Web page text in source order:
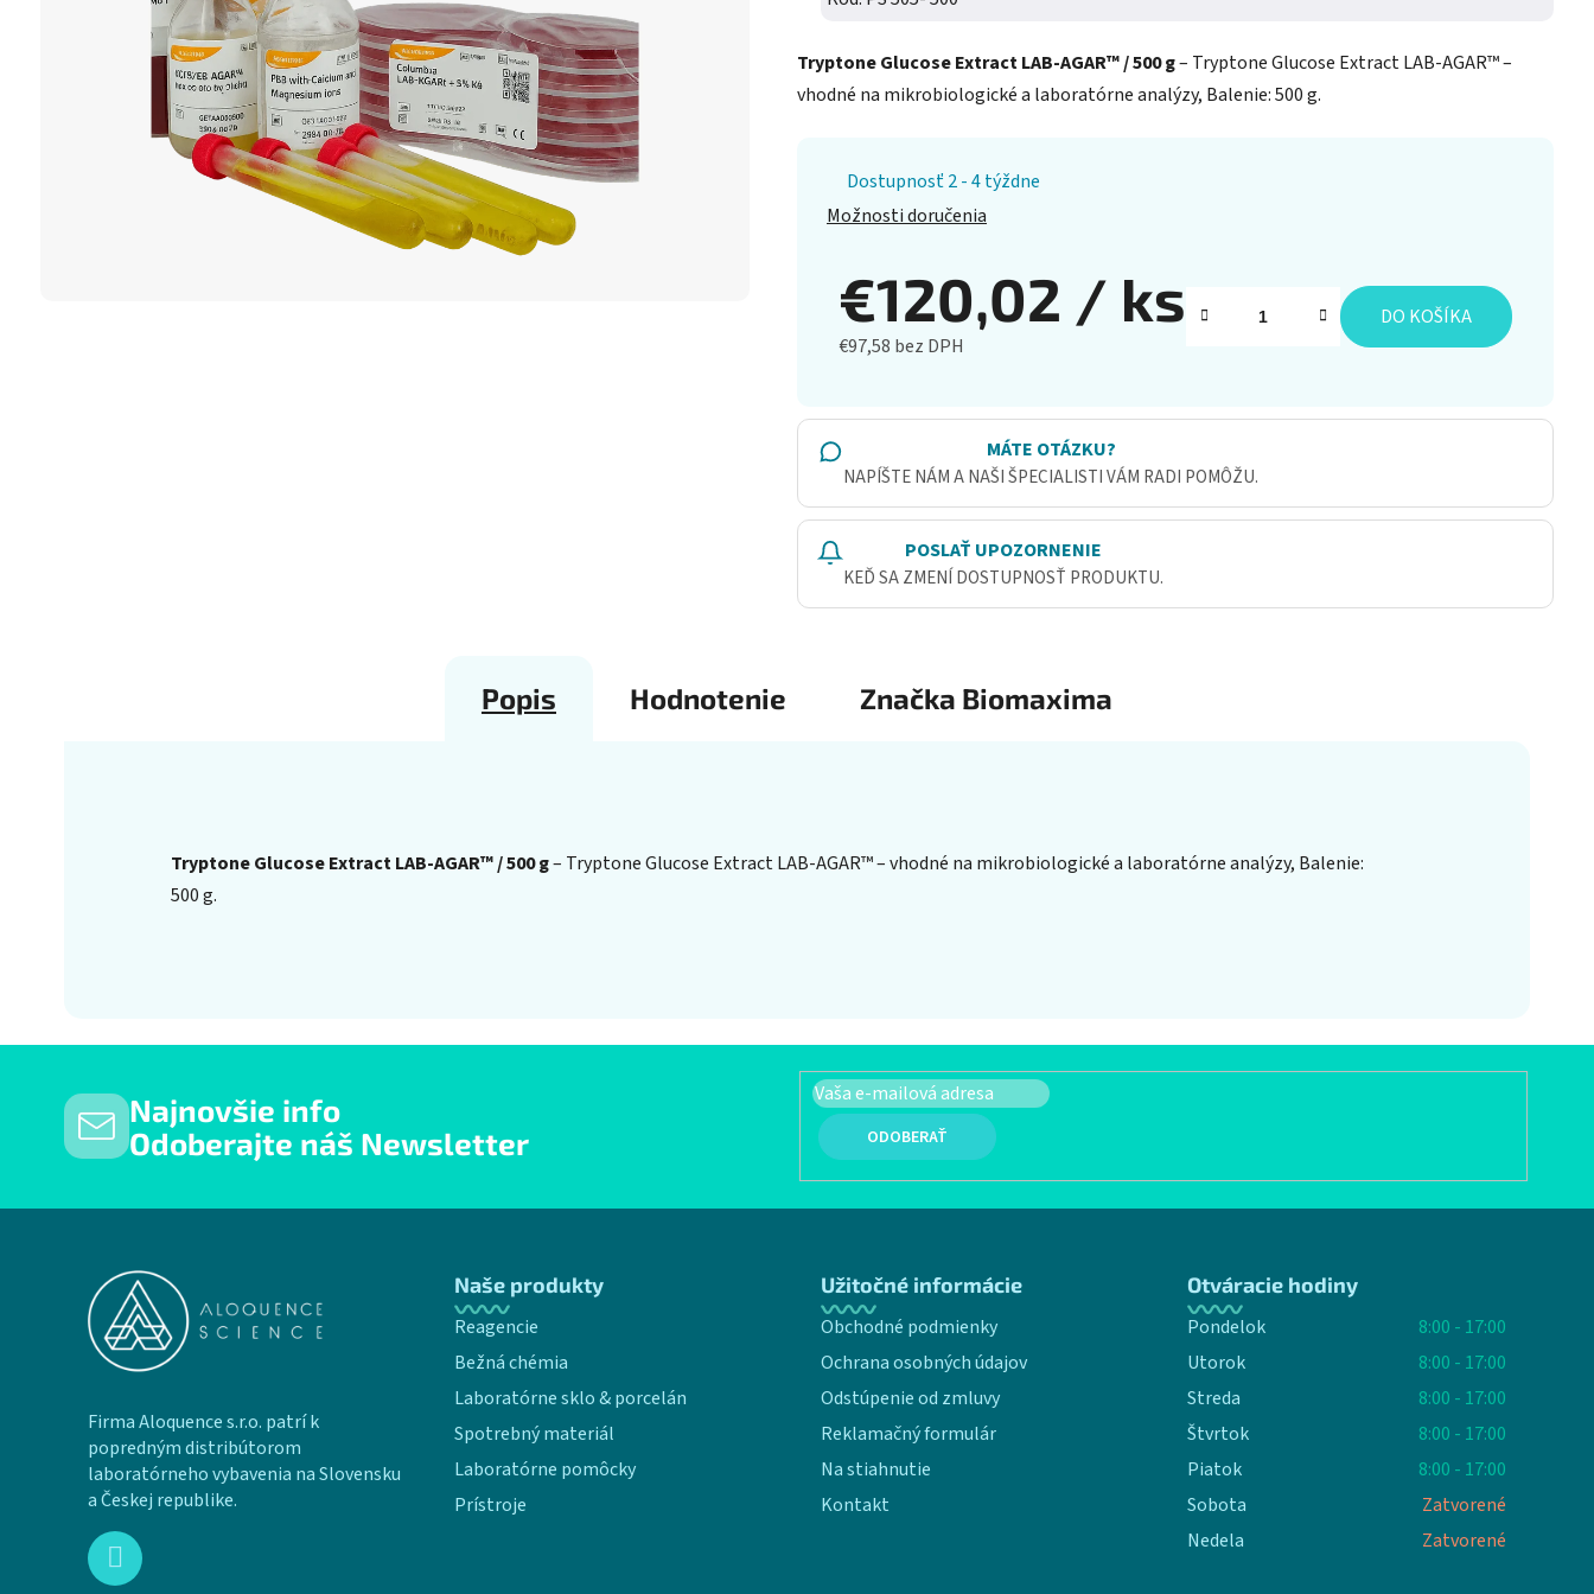
Tryptone Glucose Extract LAB-AGAR™ / 500 g– Tryptone Glucose Extract LAB-AGAR™ –
vhodné na mikrobiologické a laboratórne analýzy, Balenie: 500 g.
Dostupnosť 2 - 4 týždne
Možnosti doručenia
€120,02 / ks
€97,58 bez DPH
DO KOŠÍKA
MÁTE OTÁZKU?
NAPÍŠTE NÁM A NAŠI ŠPECIALISTI VÁM RADI POMÔŽU.
POSLAŤ UPOZORNENIE
KEĎ SA ZMENÍ DOSTUPNOSŤ PRODUKTU.
Popis Hodnotenie Značka Biomaxima
Tryptone Glucose Extract LAB-AGAR™ / 500 g– Tryptone Glucose Extract LAB-AGAR™ – vhodné na mikrobiologické a laboratórne analýzy, Balenie:
500 g.
Najnovšie info
Odoberajte náš Newsletter
PRIHLÁSIŤ SA
Firma Aloquence s.r.o. patrí k
popredným distribútorom
laboratórneho vybavenia na Slovensku
a Českej republike.
Naše produkty
Reagencie
Bežná chémia
Laboratórne sklo & porcelán
Spotrebný materiál
Laboratórne pomôcky
Prístroje
Užitočné informácie
Obchodné podmienky
Ochrana osobných údajov
Odstúpenie od zmluvy
Reklamačný formulár
Na stiahnutie
Kontakt
Otváracie hodiny
Pondelok
8:00 - 17:00
Utorok
8:00 - 17:00
Streda
8:00 - 17:00
Štvrtok
8:00 - 17:00
Piatok
8:00 - 17:00
Sobota
Zatvorené
Nedela
Zatvorené